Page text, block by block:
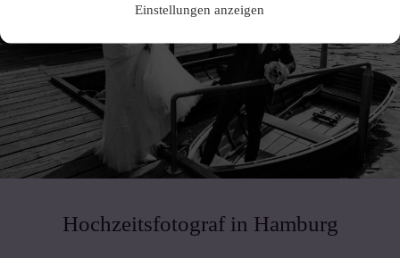
Einstellungen anzeigen
Hochzeitsfotograf in Hamburg